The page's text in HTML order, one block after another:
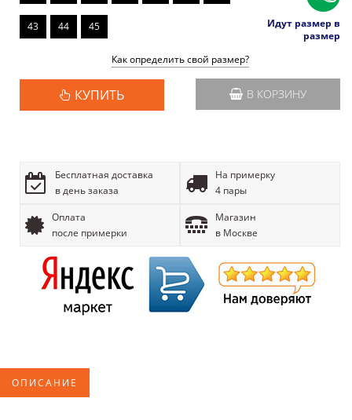
43 44 45
Идут размер в
размер
Как определить свой размер?
КУПИТЬ В КОРЗИНУ
Бесплатная доставка
в день заказа
На примерку
4 пары
Оплата
после примерки
Магазин
в Москве
ОПИСАНИЕ